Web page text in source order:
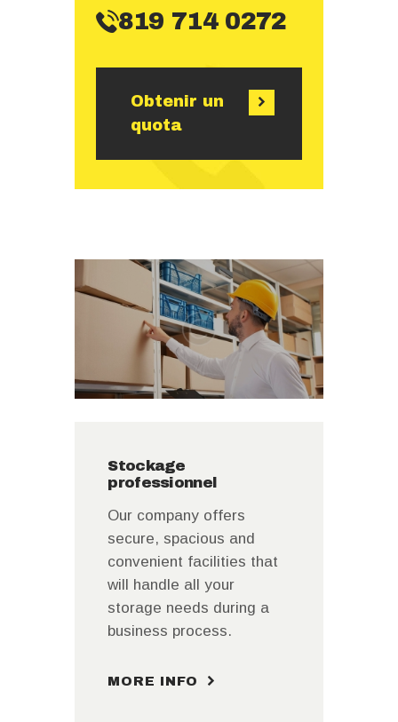
819 714 0272
Obtenir un
quota
Stockage
professionnel
Our company offers
secure, spacious and
convenient facilities that
will handle all your
storage needs during a
business process.
MORE INFO